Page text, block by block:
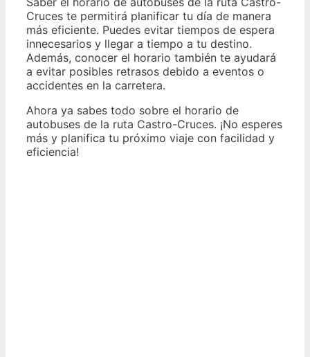
Cruces te permitirá planificar tu día de manera
más eficiente. Puedes evitar tiempos de espera
innecesarios y llegar a tiempo a tu destino.
Además, conocer el horario también te ayudará
a evitar posibles retrasos debido a eventos o
accidentes en la carretera.
Ahora ya sabes todo sobre el horario de
autobuses de la ruta Castro-Cruces. ¡No esperes
más y planifica tu próximo viaje con facilidad y
eficiencia!